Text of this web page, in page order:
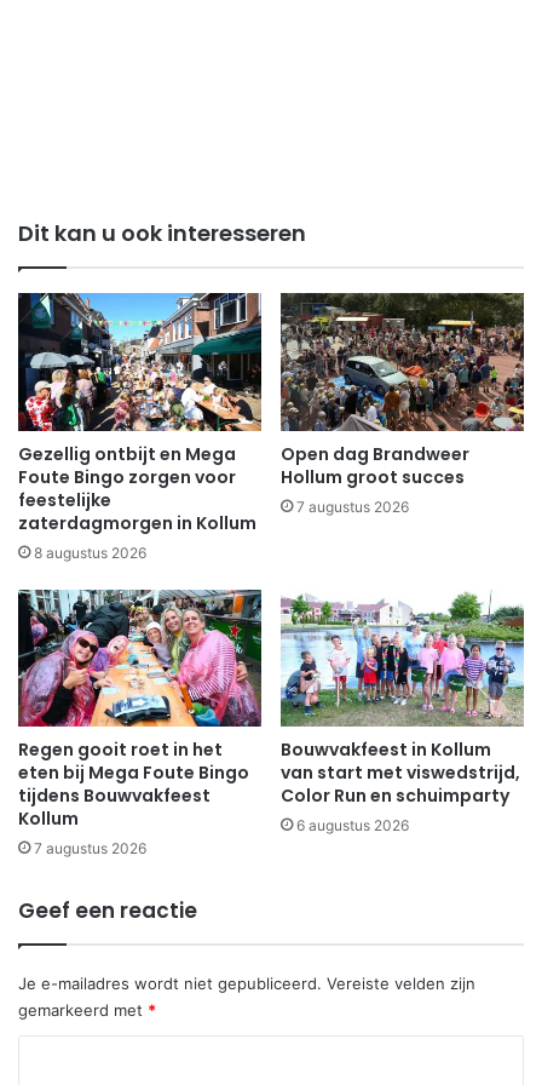
Dit kan u ook interesseren
Gezellig ontbijt en Mega
Foute Bingo zorgen voor
feestelijke
zaterdagmorgen in Kollum
8 augustus 2026
Open dag Brandweer
Hollum groot succes
7 augustus 2026
Regen gooit roet in het
eten bij Mega Foute Bingo
tijdens Bouwvakfeest
Kollum
7 augustus 2026
Bouwvakfeest in Kollum
van start met viswedstrijd,
Color Run en schuimparty
6 augustus 2026
Geef een reactie
Je e-mailadres wordt niet gepubliceerd. Vereiste velden zijn
gemarkeerd met *